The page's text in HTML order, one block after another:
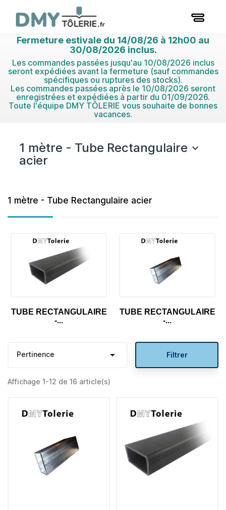
Fermeture estivale du 14/08/26 à 12h00 au
30/08/2026 inclus.
Les commandes passées jusqu'au 10/08/2026 inclus
seront expédiées avant la fermeture (sauf commandes
spécifiques ou ruptures des stocks).
Les commandes passées après le 10/08/2026 seront
enregistrées et expédiées à partir du 01/09/2026.
Toute l'équipe DMY TÔLERIE vous souhaite de bonnes
vacances.
1 mètre - Tube Rectangulaire
acier

1 mètre - Tube Rectangulaire acier
TUBE RECTANGULAIRE
-...
TUBE RECTANGULAIRE
-...
Pertinence  Filtrer
Affichage 1-12 de 16 article(s)